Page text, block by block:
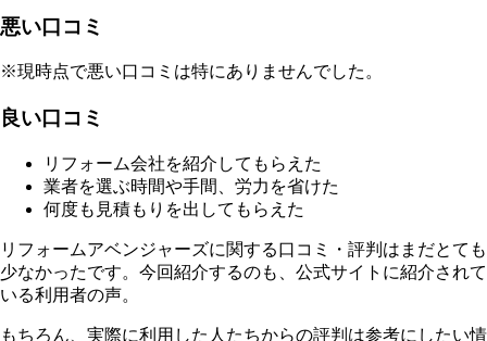
悪い口コミ
※現時点で悪い口コミは特にありませんでした。
良い口コミ
リフォーム会社を紹介してもらえた
業者を選ぶ時間や手間、労力を省けた
何度も見積もりを出してもらえた
リフォームアベンジャーズに関する口コミ・評判はまだとても
少なかったです。今回紹介するのも、公式サイトに紹介されて
いる利用者の声。
もちろん、実際に利用した人たちからの評判は参考にしたい情